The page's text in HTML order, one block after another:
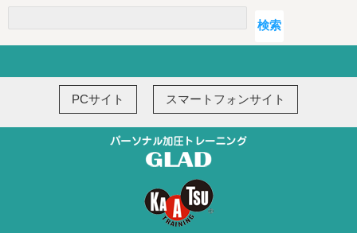
検索
PCサイト スマートフォンサイト